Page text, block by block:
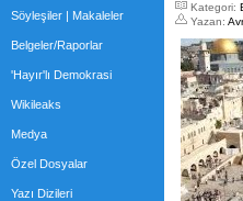
Söyleşiler | Makaleler
Belgeler/Raporlar
'Hayır'lı Demokrasi
Wikileaks
Medya
Özel Dosyalar
Yazı Dizileri
Kategori:
Yazan: